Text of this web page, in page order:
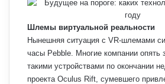
Шлемы виртуальной реальности
Нынешняя ситуация с VR-шлемами
часы Pebble. Многие компании опять
такими устройствами по окончании
проекта Oculus Rift, сумевшего